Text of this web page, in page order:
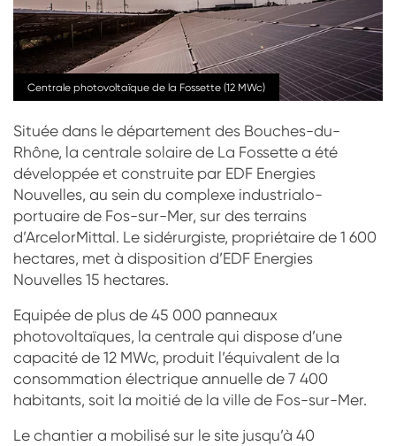
Centrale photovoltaïque de la Fossette (12 MWc)
Située dans le département des Bouches-du-
Rhône, la centrale solaire de La Fossette a été
développée et construite par EDF Energies
Nouvelles, au sein du complexe industrialo-
portuaire de Fos-sur-Mer, sur des terrains
d’ArcelorMittal. Le sidérurgiste, propriétaire de 1 600
hectares, met à disposition d’EDF Energies
Nouvelles 15 hectares.
Equipée de plus de 45 000 panneaux
photovoltaïques, la centrale qui dispose d’une
capacité de 12 MWc, produit l’équivalent de la
consommation électrique annuelle de 7 400
habitants, soit la moitié de la ville de Fos-sur-Mer.
Le chantier a mobilisé sur le site jusqu’à 40